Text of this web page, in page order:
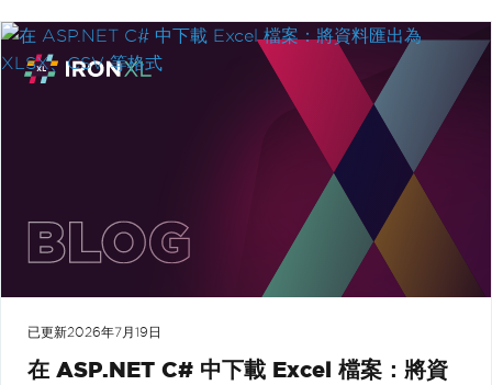
已更新2026年7月19日
在 ASP.NET C# 中下載 Excel 檔案：將資